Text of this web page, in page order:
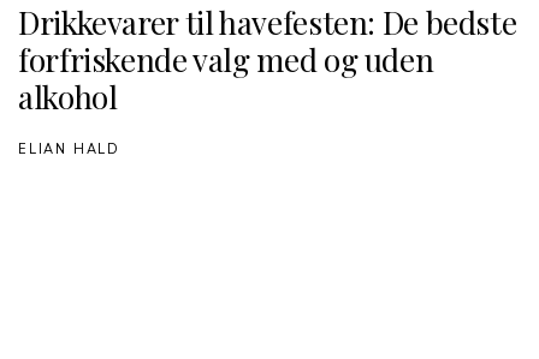
Drikkevarer til havefesten: De bedste
forfriskende valg med og uden
alkohol
ELIAN HALD